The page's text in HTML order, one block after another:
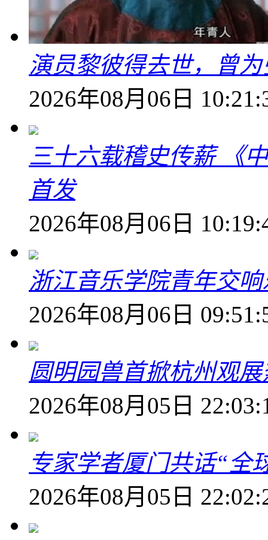
演员黎彼得去世，曾
2026年08月06日
三十六载稽史传薪 《
首发
2026年08月06日
浙江音乐学院青年交
2026年08月06日
圆明园兽首掀杭州观
2026年08月05日
专家学者厦门共话“全
2026年08月05日